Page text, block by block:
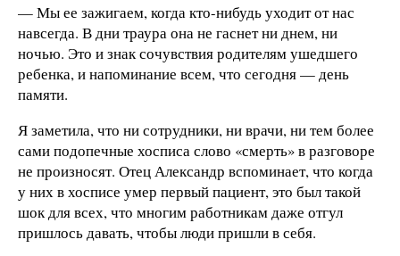
— Мы ее зажигаем, когда кто-нибудь уходит от нас
навсегда. В дни траура она не гаснет ни днем, ни
ночью. Это и знак сочувствия родителям ушедшего
ребенка, и напоминание всем, что сегодня — день
памяти.
Я заметила, что ни сотрудники, ни врачи, ни тем более
сами подопечные хосписа слово «смерть» в разговоре
не произносят. Отец Александр вспоминает, что когда
у них в хосписе умер первый пациент, это был такой
шок для всех, что многим работникам даже отгул
пришлось давать, чтобы люди пришли в себя.